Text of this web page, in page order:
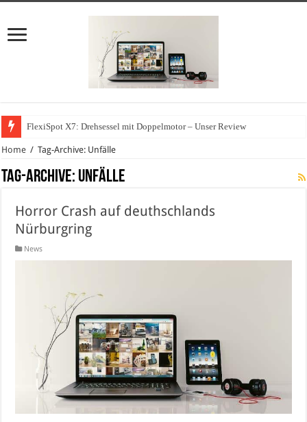
FlexiSpot X7: Drehsessel mit Doppelmotor – Unser Review
Home / Tag-Archive: Unfälle
Tag-Archive: Unfälle
Horror Crash auf deuthschlands
Nürburgring
News